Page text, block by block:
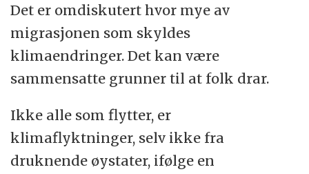
Det er omdiskutert hvor mye av
migrasjonen som skyldes
klimaendringer. Det kan være
sammensatte grunner til at folk drar.
Ikke alle som flytter, er
klimaflyktninger, selv ikke fra
druknende øystater, ifølge en